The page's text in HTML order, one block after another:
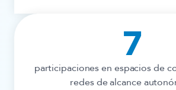
7
participaciones en espacios de
redes de alcance